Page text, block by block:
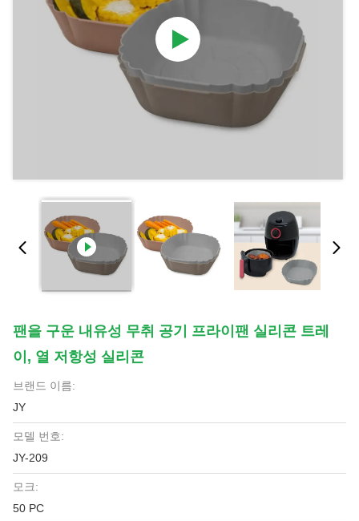
팬을 구운 내유성 무취 공기 프라이팬 실리콘 트레
이, 열 저항성 실리콘
브랜드 이름:
JY
모델 번호:
JY-209
모크:
50 PC